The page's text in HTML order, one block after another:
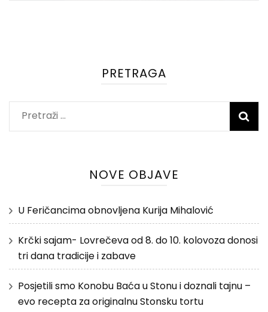
PRETRAGA
Pretraži:
NOVE OBJAVE
U Feričancima obnovljena Kurija Mihalović
Krčki sajam- Lovrečeva od 8. do 10. kolovoza donosi
tri dana tradicije i zabave
Posjetili smo Konobu Baća u Stonu i doznali tajnu –
evo recepta za originalnu Stonsku tortu